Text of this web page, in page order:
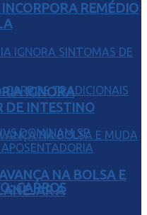
CARROS
REMÉDIO
IGNORA
DE INTESTINO
NA BOLSA E
A